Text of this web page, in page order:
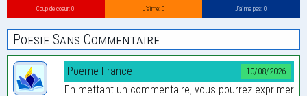
Coup de coeur: 0 J’aime: 0 J’aime pas: 0
Poesie Sans Commentaire
10/08/2026
Poeme-France
En mettant un commentaire, vous pourrez exprimer